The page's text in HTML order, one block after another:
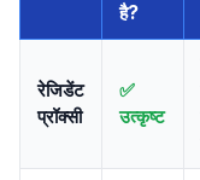
है?
रेजिडेंट
प्रॉक्सी
✅
उत्कृष्ट